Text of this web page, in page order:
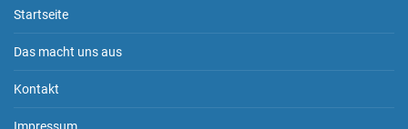
Startseite
Das macht uns aus
Kontakt